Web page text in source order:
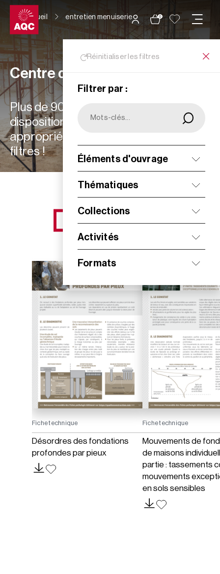
Panneau de gestion des cookies
0
Accueil entretien menuiserie
Réinitialiser les filtres
Filtrer par :
Éléments d'ouvrage
Thématiques
Collections
Activités
Formats
Centre de ressources
Plus de 900 ressources à votre
disposition : choisissez les plus
appropriées à vos besoins grâce aux
filtres !
NOS NOUVEAUTÉS
Fiche technique
Désordres des fondations
profondes par pieux
Fiche technique
Mouvements de
de maisons
partie : tassements
mouvements
en sols sensibles